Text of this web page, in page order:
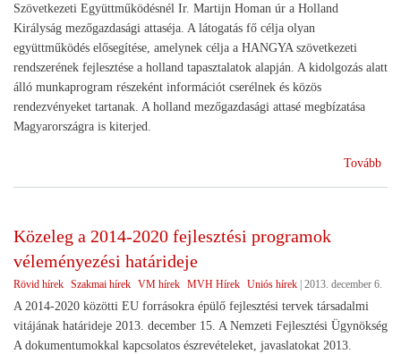
Szövetkezeti Együttműködésnél Ir. Martijn Homan úr a Holland
Királyság mezőgazdasági attaséja. A látogatás fő célja olyan
együttműködés elősegítése, amelynek célja a HANGYA szövetkezeti
rendszerének fejlesztése a holland tapasztalatok alapján. A kidolgozás alatt
álló munkaprogram részeként információt cserélnek és közös
rendezvényeket tartanak. A holland mezőgazdasági attasé megbízatása
Magyarországra is kiterjed.
Tovább
Közeleg a 2014-2020 fejlesztési programok
véleményezési határideje
Rövid hírek Szakmai hírek VM hírek MVH Hírek Uniós hírek | 2013. december 6.
A 2014-2020 közötti EU forrásokra épülő fejlesztési tervek társadalmi
vitájának határideje 2013. december 15. A Nemzeti Fejlesztési Ügynökség
A dokumentumokkal kapcsolatos észrevételeket, javaslatokat 2013.